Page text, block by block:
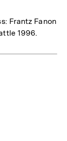
Frantz Fanon
1996.